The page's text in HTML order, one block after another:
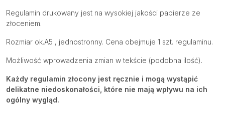
Regulamin drukowany jest na wysokiej jakości papierze ze
złoceniem.
Rozmiar ok.A5 , jednostronny. Cena obejmuje 1 szt. regulaminu.
Możliwość wprowadzenia zmian w tekście (podobna ilość).
Każdy regulamin złocony jest ręcznie i mogą wystąpić
delikatne niedoskonałości, które nie mają wpływu na ich
ogólny wygląd.